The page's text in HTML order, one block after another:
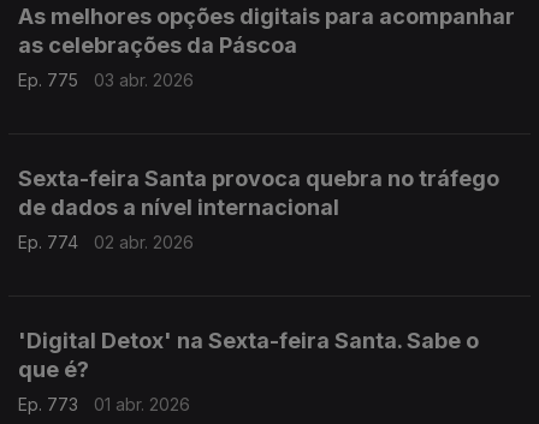
As melhores opções digitais para acompanhar
as celebrações da Páscoa
Ep. 775 03 abr. 2026
Sexta-feira Santa provoca quebra no tráfego
de dados a nível internacional
Ep. 774 02 abr. 2026
'Digital Detox' na Sexta-feira Santa. Sabe o
que é?
Ep. 773 01 abr. 2026